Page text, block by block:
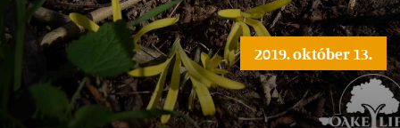
2019. október 13.